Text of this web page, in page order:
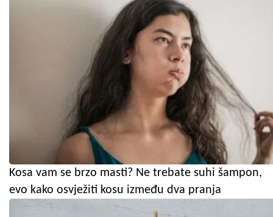
Kosa vam se brzo masti? Ne trebate suhi šampon,
evo kako osvježiti kosu između dva pranja